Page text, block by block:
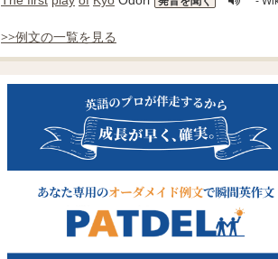
>>例文の一覧を見る